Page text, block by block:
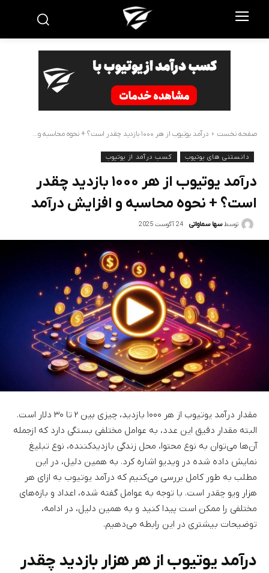
صفحه نخست درآمد یوتیوب از هر ۱۰۰۰ بازدید چقدر است؟ + نحوه محاسبه و...
دانستنی های یوتیوب کسب درآمد از یوتیوب
درآمد یوتیوب از هر ۱۰۰۰ بازدید چقدر
است؟ + نحوه محاسبه و افزایش درآمد
توسط سها سماواتی 24 آگوست 2025
مقدار درآمد یوتیوب از هر ۱۰۰۰ بازدید، چیزی بین ۲ تا ۳۰ دلار است.
البته مقدار دقیق این عدد، به عوامل مختلفی بستگی دارد که ازجمله
آن‌ها می‌توان به نوع محتوا، محل زندگی بازدیدکننده، نوع تبلیغ
نمایش داده شده در ویدیو اشاره کرد. به همین دلیل، در این
مطلب به طور کامل بررسی می‌کنیم که درآمد یوتیوب به ازای هر
هزار ویو چقدر است. با توجه به عوامل گفته شده، اعداد و بازه‌های
مختلفی را ممکن است پیدا کنید و به همین دلیل، در ادامه،
توضیحات بیشتری در این رابطه می‌دهیم.
درآمد یوتیوب از هر هزار بازدید چقدر